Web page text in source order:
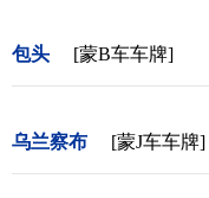
包头 [蒙B车车牌]
乌兰察布 [蒙J车车牌]